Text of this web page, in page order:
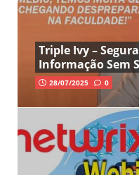
Triple Ivy –
Informação Sem
28/07/2025 0